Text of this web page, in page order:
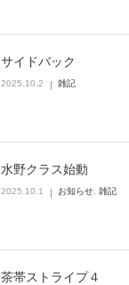
サイドバック
2025.10.2 雑記
水野クラス始動
2025.10.1 お知らせ 雑記
茶帯ストライプ４